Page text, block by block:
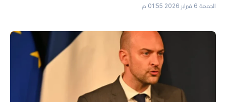
الجمعة 6 فبراير 2026 01:55 م